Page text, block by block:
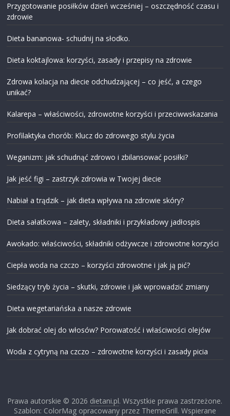
Przygotowanie posiłków dzień wcześniej – oszczędność czasu i
zdrowie
Dieta bananowa- schudnij na słodko.
Dieta koktajlowa: korzyści, zasady i przepisy na zdrowie
Zdrowa kolacja na diecie odchudzającej – co jeść, a czego
unikać?
Kalarepa – właściwości, zdrowotne korzyści i przeciwwskazania
Profilaktyka chorób: Klucz do zdrowego stylu życia
Weganizm: jak schudnąć zdrowo i zbilansować posiłki?
Jak jeść figi – zastrzyk zdrowia w Twojej diecie
Nabiał a trądzik – jak dieta wpływa na zdrowie skóry?
Dieta sałatkowa – zalety, składniki i przykładowy jadłospis
Awokado: właściwości, składniki odżywcze i zdrowotne korzyści
Ciepła woda na czczo – korzyści zdrowotne i jak ją pić?
Siedzący tryb życia – skutki, zdrowie i jak wprowadzić zmiany
Dieta wegetariańska a nasze zdrowie
Jak dobrać olej do włosów? Porowatość i właściwości olejów
Woda z cytryną na czczo – zdrowotne korzyści i zasady picia
Prawa autorskie © 2026 dietani.pl. Wszystkie prawa zastrzeżone.
Szablon: ColorMag opracowany przez ThemeGrill. Wspierane